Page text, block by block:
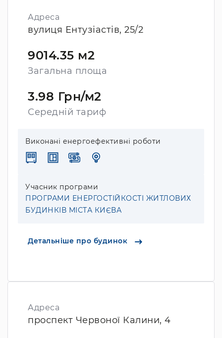
Адреса
вулиця Ентузіастів, 25/2
9014.35 м2
Загальна площа
3.98 Грн/м2
Середній тариф
Виконані енергоефективні роботи
Учасник програми
ПРОГРАМИ ЕНЕРГОСТІЙКОСТІ ЖИТЛОВИХ
БУДИНКІВ МІСТА КИЄВА
Детальніше про будинок
Адреса
проспект Червоної Калини, 4